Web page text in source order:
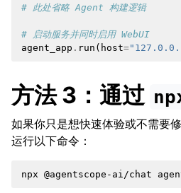
# 此处省略 Agent 构建逻辑
# 启动服务并同时启用 WebUI
agent_app . run ( host=
方法 3：通过
如果你只是想快速体验或不需要
运行以下命令：
npx @agentscope-ai/chat